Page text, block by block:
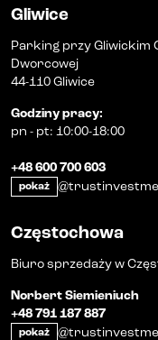
Gliwice
Parking przy Gliwickim
Dworcowej
44-110 Gliwice
Godziny pracy:
pn - pt: 10:00-18:00
+48 600 700 603
pokaż
Częstochowa
Biuro sprzedaży w
Norbert Siemieniuch
+48 791 187 887
pokaż